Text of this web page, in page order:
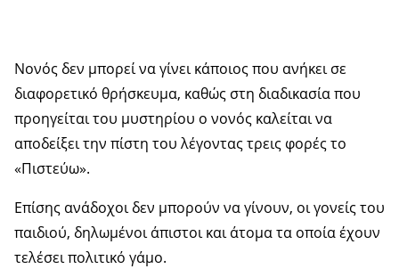
Νονός δεν μπορεί να γίνει κάποιος που ανήκει σε
διαφορετικό θρήσκευμα, καθώς στη διαδικασία που
προηγείται του μυστηρίου ο νονός καλείται να
αποδείξει την πίστη του λέγοντας τρεις φορές το
«Πιστεύω».
Επίσης ανάδοχοι δεν μπορούν να γίνουν, οι γονείς του
παιδιού, δηλωμένοι άπιστοι και άτομα τα οποία έχουν
τελέσει πολιτικό γάμο.